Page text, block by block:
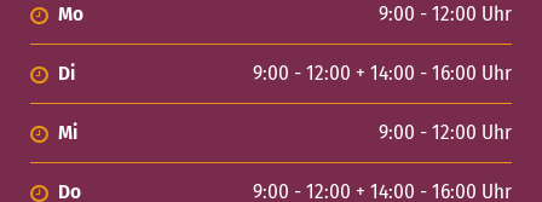
Mo 9:00 - 12:00 Uhr
Di 9:00 - 12:00 + 14:00 - 16:00 Uhr
Mi 9:00 - 12:00 Uhr
Do 9:00 - 12:00 + 14:00 - 16:00 Uhr